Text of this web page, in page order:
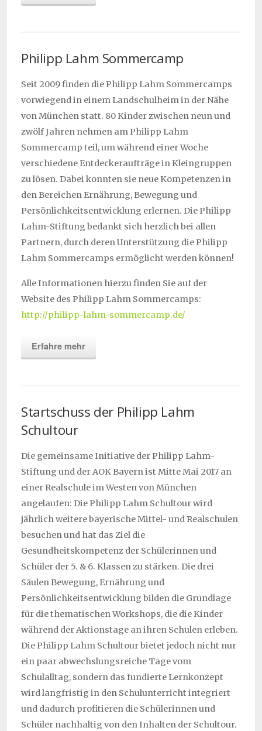
Philipp Lahm Sommercamp
Seit 2009 finden die Philipp Lahm Sommercamps
vorwiegend in einem Landschulheim in der Nähe
von München statt. 80 Kinder zwischen neun und
zwölf Jahren nehmen am Philipp Lahm
Sommercamp teil, um während einer Woche
verschiedene Entdeckeraufträge in Kleingruppen
zu lösen. Dabei konnten sie neue Kompetenzen in
den Bereichen Ernährung, Bewegung und
Persönlichkeitsentwicklung erlernen. Die Philipp
Lahm-Stiftung bedankt sich herzlich bei allen
Partnern, durch deren Unterstützung die Philipp
Lahm Sommercamps ermöglicht werden können!
Alle Informationen hierzu finden Sie auf der
Website des Philipp Lahm Sommercamps:
http://philipp-lahm-sommercamp.de/
Erfahre mehr
Startschuss der Philipp Lahm
Schultour
Die gemeinsame Initiative der Philipp Lahm-
Stiftung und der AOK Bayern ist Mitte Mai 2017 an
einer Realschule im Westen von München
angelaufen: Die Philipp Lahm Schultour wird
jährlich weitere bayerische Mittel- und Realschulen
besuchen und hat das Ziel die
Gesundheitskompetenz der Schülerinnen und
Schüler der 5. & 6. Klassen zu stärken. Die drei
Säulen Bewegung, Ernährung und
Persönlichkeitsentwicklung bilden die Grundlage
für die thematischen Workshops, die die Kinder
während der Aktionstage an ihren Schulen erleben.
Die Philipp Lahm Schultour bietet jedoch nicht nur
ein paar abwechslungsreiche Tage vom
Schulalltag, sondern das fundierte Lernkonzept
wird langfristig in den Schulunterricht integriert
und dadurch profitieren die Schülerinnen und
Schüler nachhaltig von den Inhalten der Schultour.